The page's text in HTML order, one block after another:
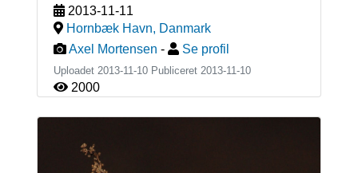
2013-11-11
Hornbæk Havn, Danmark
Axel Mortensen - Se profil
Uploadet 2013-11-10 Publiceret 2013-11-10
2000